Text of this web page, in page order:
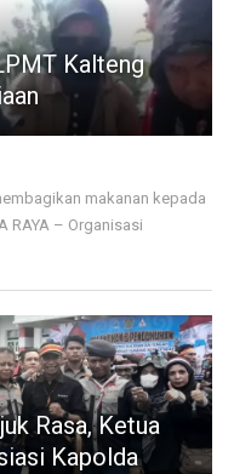
Kalteng
makanan kepada
RAYA – Organisasi
Rasa, Ketua
Kapolda